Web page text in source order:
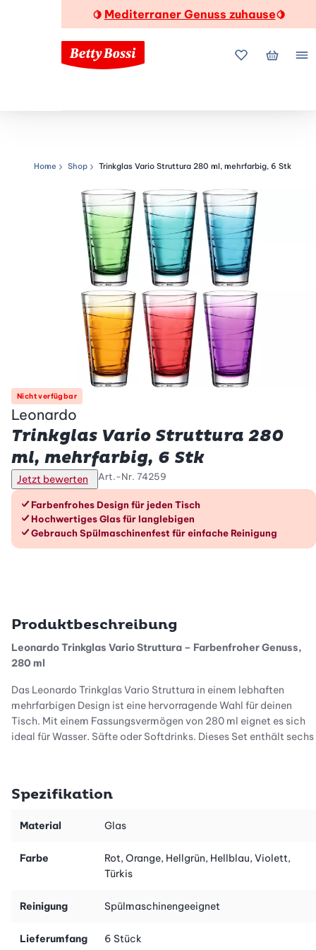
🍋 Mediterraner Genuss zuhause🍋
MeineMein
Navigationspfad
Home Shop Trinkglas Vario Struttura 280 ml, mehrfarbig, 6 Stk
Nicht verfügbar
Leonardo
Trinkglas Vario Struttura 280
ml, mehrfarbig, 6 Stk
Jetzt bewerten Art.-Nr. 74259
Die Vorteile im Überblick
Farbenfrohes Design für jeden Tisch
Hochwertiges Glas für langlebigen
Gebrauch Spülmaschinenfest für einfache Reinigung
Produktbeschreibung
Leonardo Trinkglas Vario Struttura – Farbenfroher Genuss,
280 ml
Das Leonardo Trinkglas Vario Struttura in einem lebhaften
mehrfarbigen Design ist eine hervorragende Wahl für deinen
Tisch. Mit einem Fassungsvermögen von 280 ml eignet es sich
ideal für Wasser, Säfte oder Softdrinks. Dieses Set enthält sechs
Frische Farben für eine einladende Atmosphäre
Jedes Glas der Vario Struttura Serie bringt eine einzigartige
lebhaften Farben sorgen für eine fröhliche und anregende
Atmosphäre, die sowohl bei festlichen Anlässen als auch beim
Vielfalt inspirieren und setze farbenfrohe Akzente in deiner
Küche.
Hochwertige Verarbeitung für den täglichen Einsatz
Spezifikation
Material Glas
Farbe
Rot, Orange, Hellgrün, Hellblau, Violett,
Türkis
Reinigung Spülmaschinengeeignet
Lieferumfang 6 Stück